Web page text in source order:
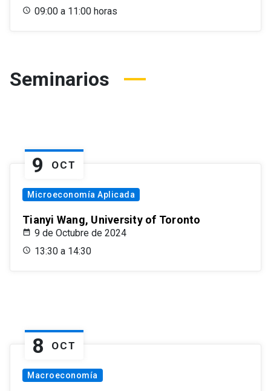
09:00 a 11:00 horas
Seminarios
9 OCT
Microeconomía Aplicada
Tianyi Wang, University of Toronto
9 de Octubre de 2024
13:30 a 14:30
8 OCT
Macroeconomía